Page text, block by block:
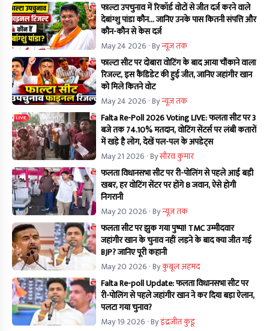
फाल्टा उपचुनाव में रिकॉर्ड वोटों से जीत दर्ज करने वाले
देबांग्शु पांडा कौन… जानिए उनके पास कितनी संपत्ति और
कौन-कौन से केस दर्ज
May 24 2026 · Byन्यूज तक
फाल्टा सीट पर दोबारा वोटिंग के बाद आया चौंकाने वाला
रिजल्ट, इस कैंडिडेट की हुई जीत, जानिए जहांगीर खान
को मिले कितने वोट
May 24 2026 · Byन्यूज तक
Falta Re-Poll 2026 Voting LIVE: फलता सीट पर 3
बजे तक 74.10% मतदान, वोटिंग सेंटर्स पर लंबी कतारों
में खड़े है लोग, देखें पल-पल के अपडेट्स
May 21 2026 · Byसौरव कुमार
फलता विधानसभा सीट पर री-पोलिंग से पहले आई बड़ी
खबर, हर वोटिंग सेंटर पर होंगे 8 जवान, ऐसे होगी
निगरानी
May 20 2026 · Byन्यूज तक
फलता सीट पर झुक गया पुष्पा! TMC उम्मीदवार
जहांगीर खान के चुनाव नहीं लड़ने के बाद क्या जीत गई
BJP? जानिए पूरी कहानी
May 20 2026 · Byकुबूल अहमद
Falta Re-poll Update: फलता विधानसभा सीट पर
री-पोलिंग से पहले जहांगीर खान ने कर दिया बड़ा ऐलान,
पलटा गया चुनाव?
May 19 2026 · Byइंद्रजीत कुंडू